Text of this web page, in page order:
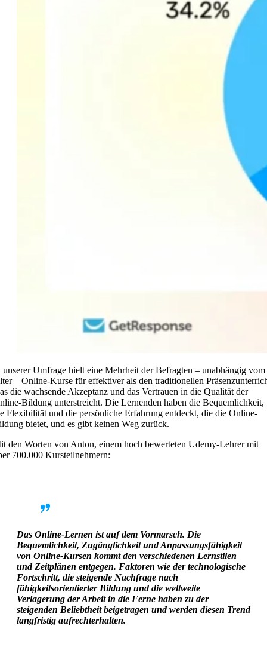
unserer Umfrage hielt eine Mehrheit der Befragten – unabhängig vom
– Online-Kurse für effektiver als den traditionellen
die wachsende Akzeptanz und das Vertrauen in die Qualität der
Bildung unterstreicht. Die Lernenden haben die Bequemlichkeit,
Flexibilität und die persönliche Erfahrung entdeckt, die die Online-
bietet, und es gibt keinen Weg zurück.
den Worten von Anton, einem hoch bewerteten Udemy-Lehrer mit
700.000 Kursteilnehmern:
Das Online-Lernen ist auf dem Vormarsch. Die
Bequemlichkeit, Zugänglichkeit und Anpassungsfähigkeit
von Online-Kursen kommt den verschiedenen Lernstilen
und Zeitplänen entgegen. Faktoren wie der technologische
Fortschritt, die steigende Nachfrage nach
fähigkeitsorientierter Bildung und die weltweite
Verlagerung der Arbeit in die Ferne haben zu der
steigenden Beliebtheit beigetragen und werden diesen Trend
langfristig aufrechterhalten.